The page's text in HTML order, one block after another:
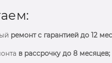
ремонт с гарантией до 12
в рассрочку до 8 месяцев;